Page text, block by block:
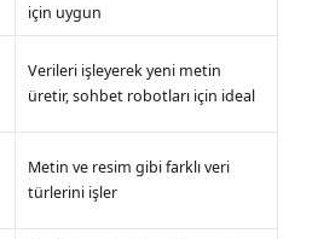
için uygun
Verileri işleyerek yeni metin
üretir, sohbet robotları için ideal
Metin ve resim gibi farklı veri
türlerini işler